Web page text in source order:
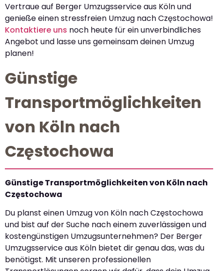
Vertraue auf Berger Umzugsservice aus Köln und
genieße einen stressfreien Umzug nach Częstochowa!
Kontaktiere uns noch heute für ein unverbindliches
Angebot und lasse uns gemeinsam deinen Umzug
planen!
Günstige
Transportmöglichkeiten
von Köln nach
Częstochowa
Günstige Transportmöglichkeiten von Köln nach
Częstochowa
Du planst einen Umzug von Köln nach Częstochowa
und bist auf der Suche nach einem zuverlässigen und
kostengünstigen Umzugsunternehmen? Der Berger
Umzugsservice aus Köln bietet dir genau das, was du
benötigst. Mit unseren professionellen